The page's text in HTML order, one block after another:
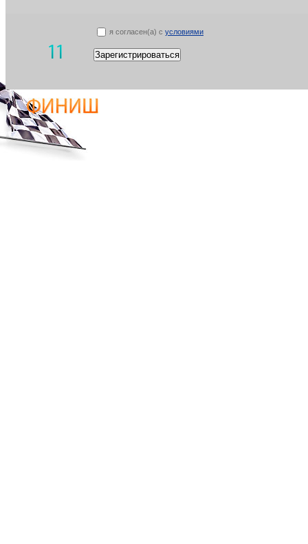
я согласен(а) с условиями
Зарегистрироваться